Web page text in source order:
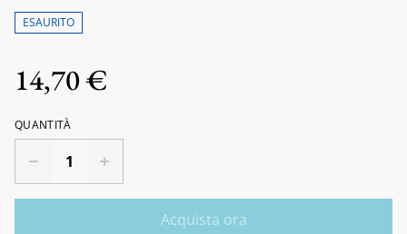
ESAURITO
14,70 €
QUANTITÀ
Acquista ora